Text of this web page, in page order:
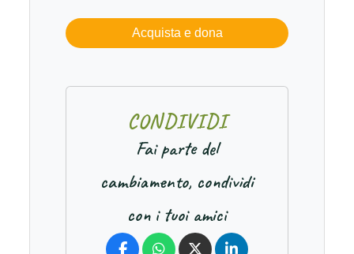
Acquista e dona
CONDIVIDI
Fai parte del
cambiamento, condividi
con i tuoi amici